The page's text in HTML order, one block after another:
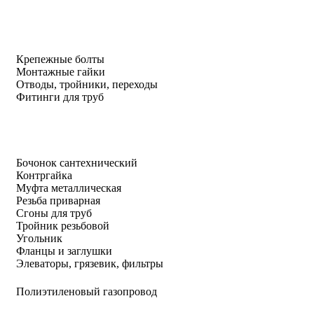
Крепежные болты
Монтажные гайки
Отводы, тройники, переходы
Фитинги для труб
Бочонок сантехнический
Контргайка
Муфта металлическая
Резьба приварная
Сгоны для труб
Тройник резьбовой
Угольник
Фланцы и заглушки
Элеваторы, грязевик, фильтры
Полиэтиленовый газопровод